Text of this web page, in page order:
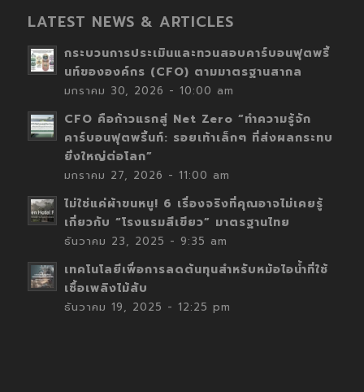
LATEST NEWS & ARTICLES
กระบวนการประเมินและทวนสอบคาร์บอนฟุตพริ้
นท์ขององค์กร (CFO) ตามมาตรฐานสากล
มกราคม 30, 2026 - 10:00 am
CFO คือก้าวแรกสู่ Net Zero “ทำความรู้จัก
คาร์บอนฟุตพริ้นท์: รอยเท้าเล็กๆ ที่ส่งผลกระทบ
ยิ่งใหญ่ต่อโลก”
มกราคม 27, 2026 - 11:00 am
ไม่ใช่แค่ผ้าขนหนู! 6 เรื่องจริงที่คุณอาจไม่เคยรู้
เกี่ยวกับ “โรงแรมสีเขียว” มาตรฐานไทย
ธันวาคม 23, 2025 - 9:35 am
เทคโนโลยีเพื่อการลดต้นทุนสำหรับหม้อไอน้ำที่ใช้
เชื้อเพลิงไม้สับ
ธันวาคม 19, 2025 - 12:25 pm